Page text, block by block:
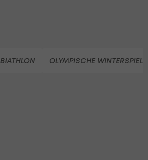
BIATHLON OLYMPISCHE WINTERSPIELE